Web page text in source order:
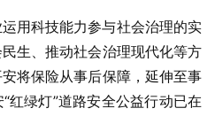
用科技能力参与社会治理的实
生、推动社会治理现代化等方
将保险从事后保障，延伸至事
红绿灯”道路安全公益行动已在